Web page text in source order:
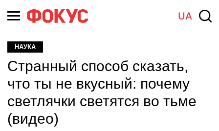
UA
НАУКА
Странный способ сказать,
что ты не вкусный: почему
светлячки светятся во тьме
(видео)